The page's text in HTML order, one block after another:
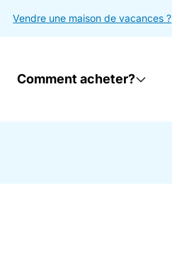
Vendre une maison de vacances ?
Comment acheter?